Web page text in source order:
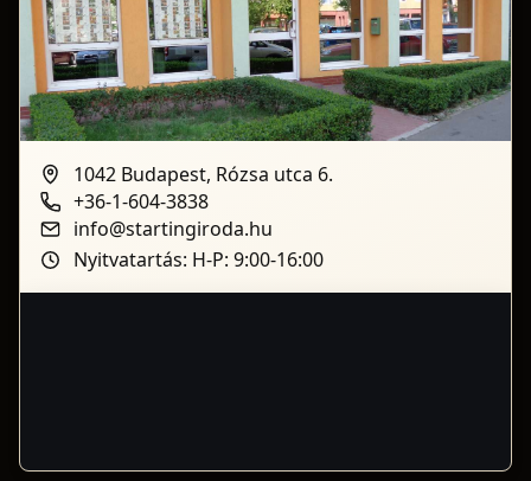
1042 Budapest, Rózsa utca 6.
+36-1-604-3838
info@startingiroda.hu
Nyitvatartás: H-P: 9:00-16:00